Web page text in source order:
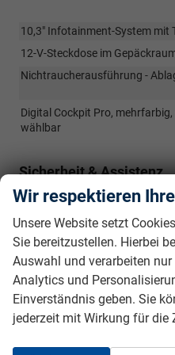
10,3" Infotainment-System mit
12-V-Steckdose im
Nichtraucherausführung -
Digital Cockpit Pro,
wählbar
Sicherheit & Assistenz
Abbiegebremsfunktion und
Ablenkungs- und
Notbremsassistent "Front
Spurhalteassistent "Lane Assist"
Wegfahrsperre, elektronisch
Wir respektieren
Unsere Website setzt
Sie bereitzustellen. Hierbei
Auswahl und verarbeiten
Analytics und
Einverständnis geben. Sie
jederzeit mit Wirkung für die